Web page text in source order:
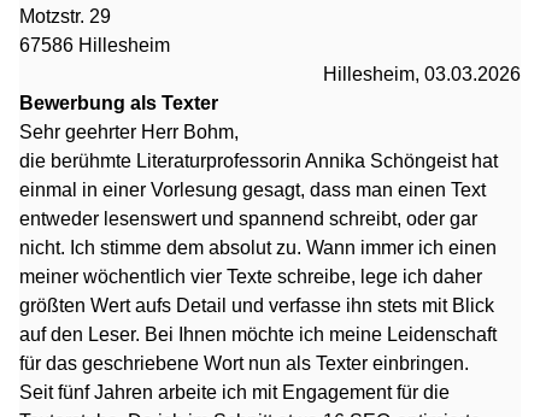
Motzstr. 29
67586 Hillesheim
Hillesheim, 03.03.2026
Bewerbung als Texter
Sehr geehrter Herr Bohm,
die berühmte Literaturprofessorin Annika Schöngeist hat
einmal in einer Vorlesung gesagt, dass man einen Text
entweder lesenswert und spannend schreibt, oder gar
nicht. Ich stimme dem absolut zu. Wann immer ich einen
meiner wöchentlich vier Texte schreibe, lege ich daher
größten Wert aufs Detail und verfasse ihn stets mit Blick
auf den Leser. Bei Ihnen möchte ich meine Leidenschaft
für das geschriebene Wort nun als Texter einbringen.
Seit fünf Jahren arbeite ich mit Engagement für die